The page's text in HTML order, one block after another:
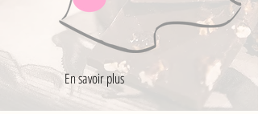
En savoir plus